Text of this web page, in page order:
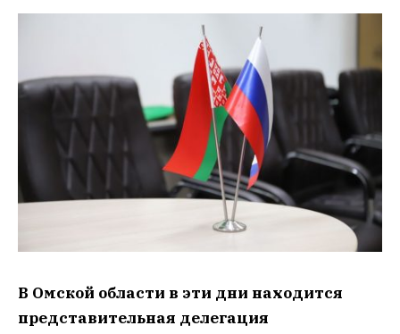
В Омской области в эти дни находится
представительная делегация